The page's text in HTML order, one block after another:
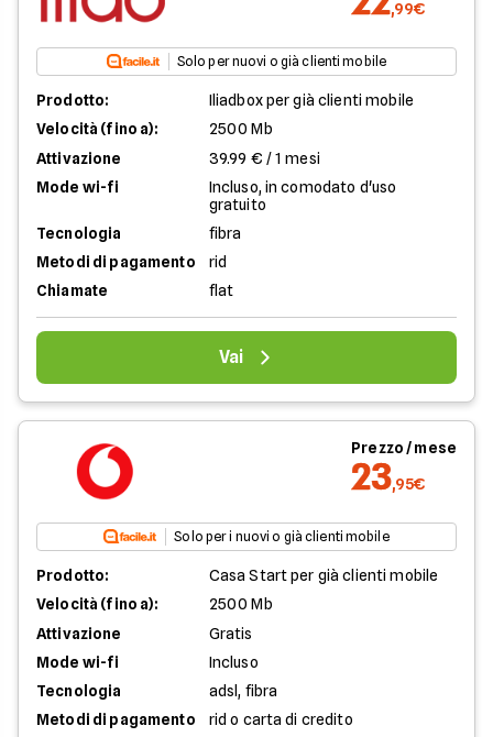
,99€
Solo per nuovi o già clienti mobile
Prodotto:
Iliadbox per già clienti mobile
Velocità (fino a):
2500 Mb
Attivazione
39.99 € / 1 mesi
Mode wi-fi
Incluso, in comodato d'uso
gratuito
Tecnologia
fibra
Metodi di pagamento
rid
Chiamate
flat
Vai
Prezzo / mese
23,95€
Solo per i nuovi o già clienti mobile
Prodotto:
Casa Start per già clienti mobile
Velocità (fino a):
2500 Mb
Attivazione
Gratis
Mode wi-fi
Incluso
Tecnologia
adsl, fibra
Metodi di pagamento
rid o carta di credito